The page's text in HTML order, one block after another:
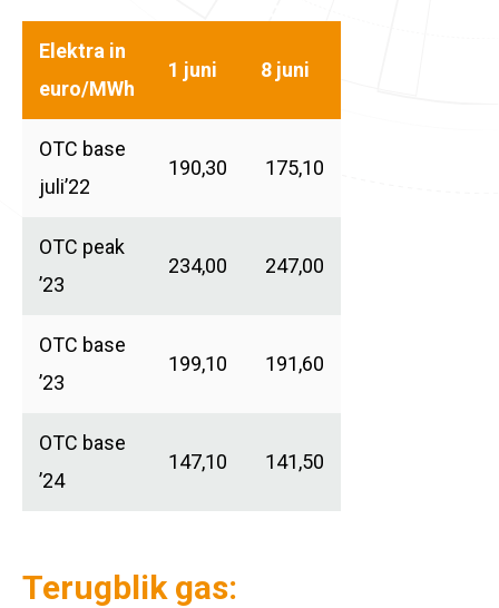
Elektra in
euro/MWh
1 juni 8 juni
OTC base
juli’22
190,30 175,10
OTC peak
’23
234,00 247,00
OTC base
’23
199,10 191,60
OTC base
’24
147,10 141,50
Terugblik gas: